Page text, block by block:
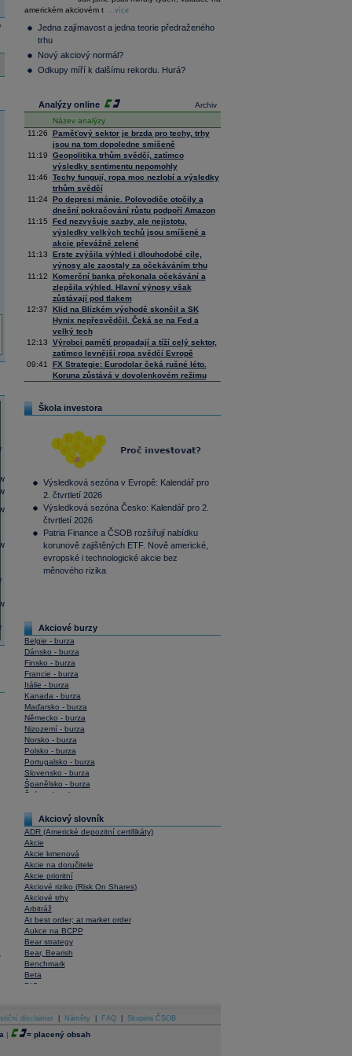
Composite
36 128,57 -0,05
Tecdax
Performance
index
4 000,99
americkém akciovém t
...více
Jedna zajímavost a jedna teorie předraženého
trhu
Nový akciový normál?
Odkupy míří k dalšímu rekordu. Hurá?
Archiv
Analýzy online
Název analýzy
11:26
Paměťový sektor je brzda pro techy, trhy
jsou na tom dopoledne smíšeně
11:19
Geopolitika trhům svědčí, zatímco
výsledky sentimentu nepomohly
11:46
Techy fungují, ropa moc nezlobí a výsledky
trhům svědčí
11:24
Po depresi mánie. Polovodiče otočily a
dnešní pokračování růstu podpoří Amazon
11:15
Fed nezvyšuje sazby, ale nejistotu,
výsledky velkých techů jsou smíšené a
akcie převážně zelené
11:13
Erste zvýšila výhled i dlouhodobé cíle,
výnosy ale zaostaly za očekáváním trhu
11:12
Komerční banka překonala očekávání a
zlepšila výhled. Hlavní výnosy však
zůstávají pod tlakem
12:37
Klid na Blízkém východě skončil a SK
Hynix nepřesvědčil. Čeká se na Fed a
velký tech
12:13
Výrobci pamětí propadají a tíží celý sektor,
zatímco levnější ropa svědčí Evropě
09:41
FX Strategie: Eurodolar čeká rušné léto.
Koruna zůstává v dovolenkovém režimu
Škola investora
Výsledková sezóna v Evropě: Kalendář pro
2. čtvrtletí 2026
Výsledková sezóna Česko: Kalendář pro 2.
čtvrtletí 2026
Patria Finance a ČSOB rozšiřují nabídku
korunově zajištěných ETF. Nově americké,
evropské i technologické akcie bez
měnového rizika
Akciové burzy
Belgie - burza
Dánsko - burza
Finsko - burza
Francie - burza
Itálie - burza
Kanada - burza
Maďarsko - burza
Německo - burza
Nizozemí - burza
Norsko - burza
Polsko - burza
Portugalsko - burza
Slovensko - burza
Španělsko - burza
Švýcarsko - burza
Akciový slovník
ADR (Americké depozitní certifikáty)
Akcie
Akcie kmenová
Akcie na doručitele
Akcie prioritní
Akciové riziko (Risk On Shares)
Akciové trhy
Arbitráž
At best order; at market order
Aukce na BCPP
Bear strategy
Bear, Bearish
Benchmark
Beta
BIC
Bonita
Book To Bill Ratio
Book Value
disclaimer Náměty FAQ Skupina ČSOB
| = placený obsah